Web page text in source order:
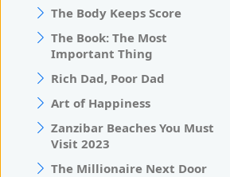
The Body Keeps Score
The Book: The Most
Important Thing
Rich Dad, Poor Dad
Art of Happiness
Zanzibar Beaches You Must
Visit 2023
The Millionaire Next Door